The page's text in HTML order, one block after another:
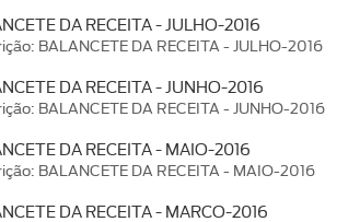
DA RECEITA - JULHO-2016
BALANCETE DA RECEITA - JULHO-2016
DA RECEITA - JUNHO-2016
BALANCETE DA RECEITA - JUNHO-2016
DA RECEITA - MAIO-2016
BALANCETE DA RECEITA - MAIO-2016
DA RECEITA - MARCO-2016